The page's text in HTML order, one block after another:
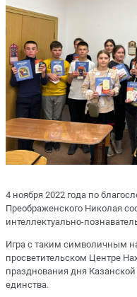
4 ноября 2022 года по
Преображенского Николая
интеллектуально-
Игра с таким символичным
просветительском Центре
празднования дня
единства.